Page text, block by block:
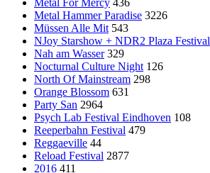
Metal Hammer Paradise 3226
Müssen Alle Mit 543
NJoy Starshow + NDR2 Plaza Festival
Nah am Wasser 329
Nocturnal Culture Night 126
North Of Mainstream 298
Orange Blossom 631
Party San 2964
Psych Lab Festival Eindhoven 108
Reeperbahn Festival 479
Reggaeville 44
Reload Festival 2877
2016 411